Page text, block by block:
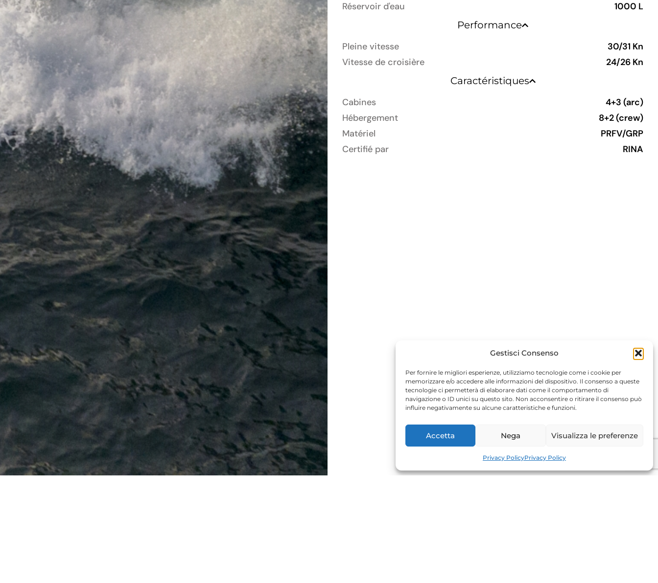
Gestisci Consenso
Per fornire le migliori esperienze, utilizziamo tecnologie come i cookie per
memorizzare e/o accedere alle informazioni del dispositivo. Il consenso a queste
tecnologie ci permetterà di elaborare dati come il comportamento di
navigazione o ID unici su questo sito. Non acconsentire o ritirare il consenso può
influire negativamente su alcune caratteristiche e funzioni.
Accetta Nega Visualizza le preferenze
Privacy PolicyPrivacy Policy
Réservoir d'eau
1000 L
Performance
Pleine vitesse
30/31 Kn
Vitesse de croisière
24/26 Kn
Caractéristiques
Cabines
4+3 (arc)
Hébergement
8+2 (crew)
Matériel
PRFV/GRP
Certifié par
RINA